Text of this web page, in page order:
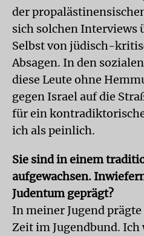
der
sich solchen Interviews
Selbst von jüdisch-
Absagen. In den
diese Leute ohne
gegen Israel auf die
für ein
ich als peinlich.
Sie sind in einem
aufgewachsen.
Judentum geprägt?
In meiner Jugend
Zeit im Jugendbund.